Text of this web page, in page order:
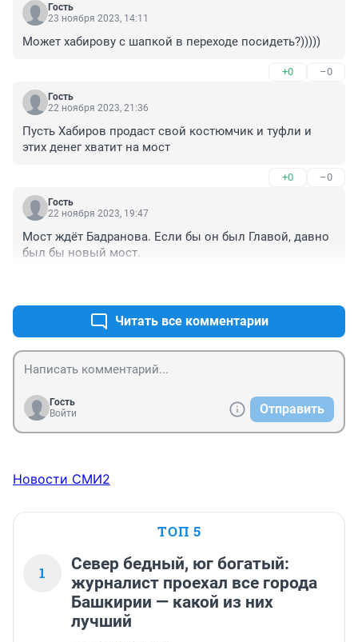
Гость
23 ноября 2023, 14:11
Может хабирову с шапкой в переходе посидеть?)))))
+0 –0
Гость
22 ноября 2023, 21:36
Пусть Хабиров продаст свой костюмчик и туфли и
этих денег хватит на мост
+0 –0
Гость
22 ноября 2023, 19:47
Мост ждёт Бадранова. Если бы он был Главой, давно
был бы новый мост.
Читать все комментарии
Гость
Войти
Отправить
Новости СМИ2
ТОП 5
1
Север бедный, юг богатый:
журналист проехал все города
Башкирии — какой из них
лучший